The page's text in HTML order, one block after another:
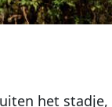
het